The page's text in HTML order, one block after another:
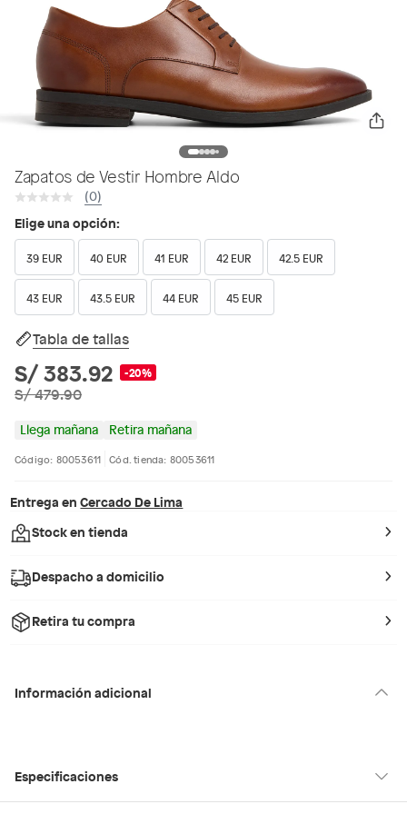
Zapatos de Vestir Hombre Aldo
(0)
Elige una opción:
39 EUR 40 EUR 41 EUR 42 EUR 42.5 EUR
43 EUR 43.5 EUR 44 EUR 45 EUR
Tabla de tallas
S/ 383.92 -20%
S/ 479.90
Llega mañana Retira mañana
Código: 80053611 Cód. tienda: 80053611
Entrega en Cercado De Lima
Stock en tienda
Despacho a domicilio
Retira tu compra
Información adicional
Especificaciones